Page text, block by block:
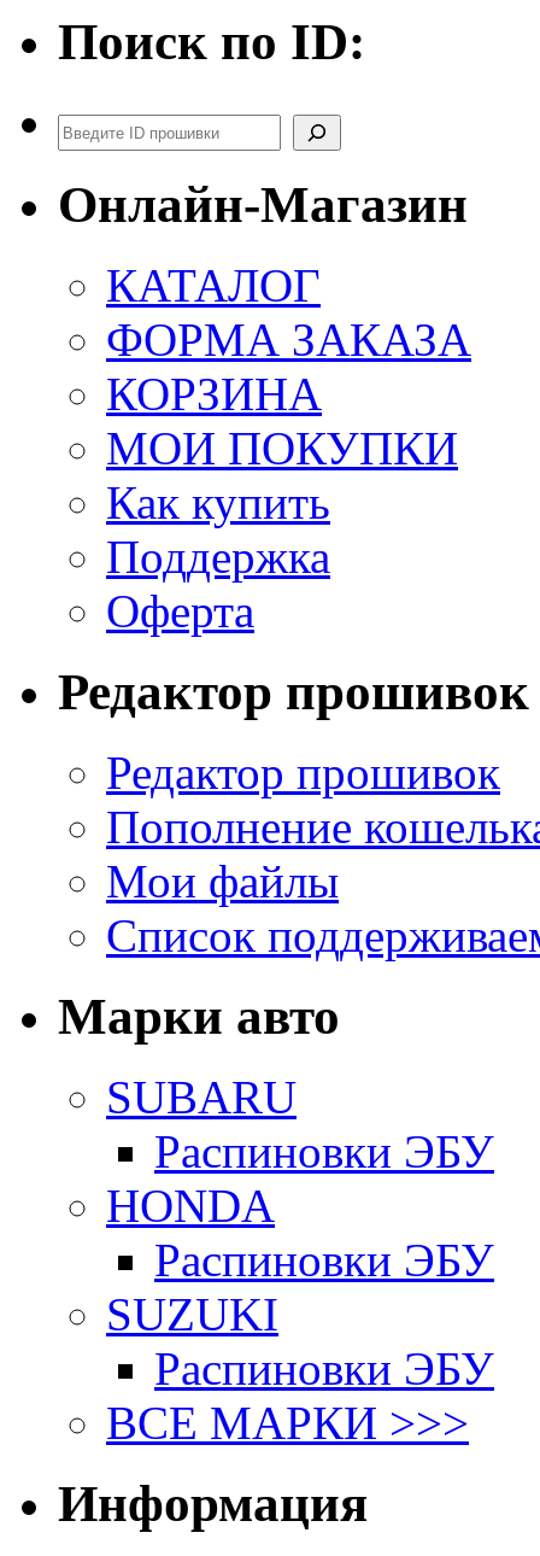
Поиск по ID:
Поиск
Онлайн-Магазин
КАТАЛОГ
ФОРМА ЗАКАЗА
КОРЗИНА
МОИ ПОКУПКИ
Как купить
Поддержка
Оферта
Редактор прошивок
Редактор прошивок
Пополнение
Мои файлы
Список
Марки авто
SUBARU
Распиновки ЭБУ
HONDA
Распиновки ЭБУ
SUZUKI
Распиновки ЭБУ
ВСЕ МАРКИ >>>
Информация